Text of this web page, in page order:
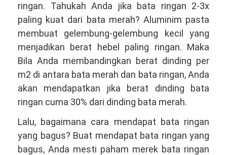
ringan. Tahukah Anda jika bata ringan 2-3x
paling kuat dari bata merah? Aluminim pasta
membuat gelembung-gelembung kecil yang
menjadikan berat hebel paling ringan. Maka
Bila Anda membandingkan berat dinding per
m2 di antara bata merah dan bata ringan, Anda
akan mendapatkan jika berat dinding bata
ringan cuma 30% dari dinding bata merah.
Lalu, bagaimana cara mendapat bata ringan
yang bagus? Buat mendapat bata ringan yang
bagus, Anda mesti paham merek bata ringan